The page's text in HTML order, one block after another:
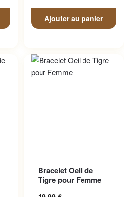
Ajouter au panier
Bracelet Oeil de
Tigre pour Femme
variations. Les options
peuvent être choisies sur la